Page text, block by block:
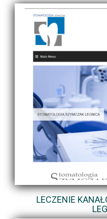
LECZENIE